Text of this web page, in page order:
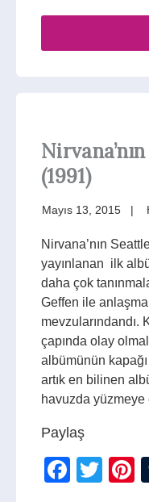
(1991)
Mayıs 13, 2015
Nirvana’nın
yayınlanan ilk
daha çok
Geffen ile
mevzularındandı.
çapında olay
albümünün
artık en bilinen
havuzda
Paylaş